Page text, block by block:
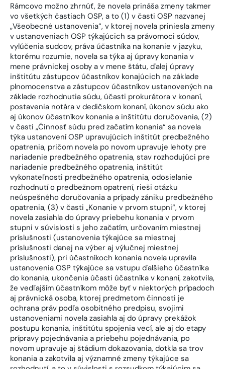
Rámcovo možno zhrnúť, že novela prináša zmeny takmer
vo všetkých častiach OSP, a to (1) v časti OSP nazvanej
„Všeobecné ustanovenia“, v ktorej novela priniesla zmeny
v ustanoveniach OSP týkajúcich sa právomoci súdov,
vylúčenia sudcov, práva účastníka na konanie v jazyku,
ktorému rozumie, novela sa týka aj úpravy konania v
mene právnickej osoby a v mene štátu, ďalej úpravy
inštitútu zástupcov účastníkov konajúcich na základe
plnomocenstva a zástupcov účastníkov ustanovených na
základe rozhodnutia súdu, účasti prokurátora v konaní,
postavenia notára v dedičskom konaní, úkonov súdu ako
aj úkonov účastníkov konania a inštitútu doručovania, (2)
v časti „Činnosť súdu pred začatím konania“ sa novela
týka ustanovení OSP upravujúcich inštitút predbežného
opatrenia, pričom novela po novom upravuje lehoty pre
nariadenie predbežného opatrenia, stav rozhodujúci pre
nariadenie predbežného opatrenia, inštitút
vykonateľnosti predbežného opatrenia, odosielanie
rozhodnutí o predbežnom opatrení, rieši otázku
neúspešného doručovania a prípady zániku predbežného
opatrenia, (3) v časti „Konanie v prvom stupni“, v ktorej
novela zasiahla do úpravy priebehu konania v prvom
stupni v súvislosti s jeho začatím, určovaním miestnej
príslušnosti (ustanovenia týkajúce sa miestnej
príslušnosti danej na výber aj výlučnej miestnej
príslušnosti), pri účastníkoch konania novela upravila
ustanovenia OSP týkajúce sa vstupu ďalšieho účastníka
do konania, ukončenia účasti účastníka v konaní, zakotvila,
že vedľajším účastníkom môže byť v niektorých prípadoch
aj právnická osoba, ktorej predmetom činnosti je
ochrana práv podľa osobitného predpisu, svojimi
ustanoveniami novela zasiahla aj do úpravy prekážok
postupu konania, inštitútu spojenia vecí, ale aj do etapy
prípravy pojednávania a priebehu pojednávania, po
novom upravuje aj štádium dokazovania, dotkla sa trov
konania a zakotvila aj významné zmeny týkajúce sa